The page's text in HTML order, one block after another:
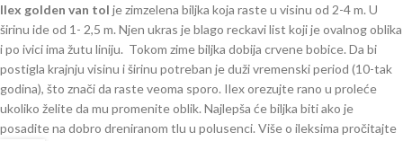
Ilex golden van tol je zimzelena biljka koja raste u visinu od 2-4 m. U
širinu ide od 1- 2,5 m. Njen ukras je blago reckavi list koji je ovalnog oblika
i po ivici ima žutu liniju. Tokom zime biljka dobija crvene bobice. Da bi
postigla krajnju visinu i širinu potreban je duži vremenski period (10-tak
godina), što znači da raste veoma sporo. Ilex orezujte rano u proleće
ukoliko želite da mu promenite oblik. Najlepša će biljka biti ako je
posadite na dobro dreniranom tlu u polusenci. Više o ileksima pročitajte